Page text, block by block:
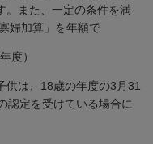
。また、一定の条件を満
婦加算」を年額で
度）
供は、18歳の年度の3月31
認定を受けている場合に